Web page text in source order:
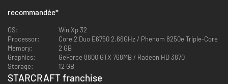
recommandée*
OS:
Win Xp 32
Processor:
Core 2 Duo E6750 2.66GHz / Phenom 8250e Triple-Core
Memory:
2 GB
Graphics:
GeForce 8800 GTX 768MB / Radeon HD 3870
Storage:
12 GB
STARCRAFT franchise